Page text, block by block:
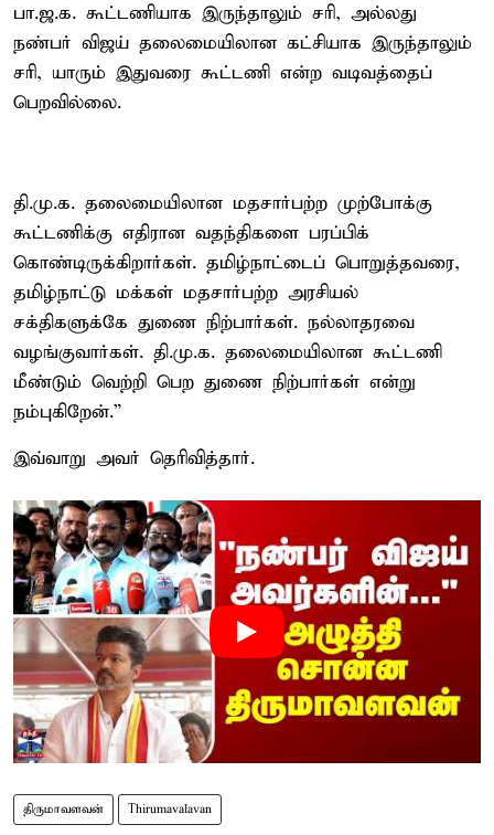
பா.ஜ.க. கூட்டணியாக இருந்தாலும் சரி, அல்லது
நண்பர் விஜய் தலைமையிலான கட்சியாக இருந்தாலும்
சரி, யாரும் இதுவரை கூட்டணி என்ற வடிவத்தைப்
பெறவில்லை.
தி.மு.க. தலைமையிலான மதசார்பற்ற முற்போக்கு
கூட்டணிக்கு எதிரான வதந்திகளை பரப்பிக்
கொண்டிருக்கிறார்கள். தமிழ்நாட்டைப் பொறுத்தவரை,
தமிழ்நாட்டு மக்கள் மதசார்பற்ற அரசியல்
சக்திகளுக்கே துணை நிற்பார்கள். நல்லாதரவை
வழங்குவார்கள். தி.மு.க. தலைமையிலான கூட்டணி
மீண்டும் வெற்றி பெற துணை நிற்பார்கள் என்று
நம்புகிறேன்.”
இவ்வாறு அவர் தெரிவித்தார்.
திருமாவளவன் Thirumavalavan